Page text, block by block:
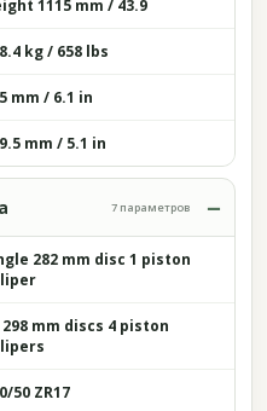
1115 mm / 43.9
kg / 658 lbs
mm / 6.1 in
mm / 5.1 in
7 параметров
282 mm disc 1 piston
298 mm discs 4 piston
50 ZR17